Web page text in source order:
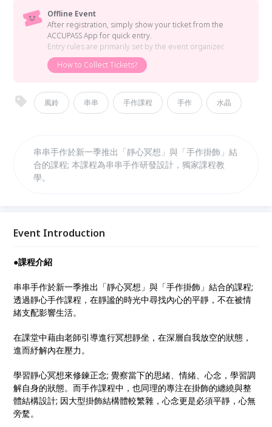
Offline Event
After registration, simply show your ticket from the
ACCUPASS App for quick entry.
Entry rules are primarily set by the event organizer.
How to Collect Tickets?
風鈴 串串 手作課程 手作 水晶
串串手作於新一季推出「靜心冥想」與「手作掛飾」結
合的課程; 本課程為串串手作研發設計，獨家課程教
學。
Event Introduction
●課程介紹
串串手作於新一季推出「靜心冥想」與「手作掛飾」結合的課程;
透過靜心手作課程，在靜謐的時光中尋找內心的平靜，不在被情
緒支配影響生活。
在課堂中藉由老師引導進行冥想靜坐，在深層自我放空的狀態，
進而紓解內在壓力。
學習靜心冥想來修鍊正念; 覺察當下的思緒、情緒、心念，學習調
解自身的狀態。而手作課程中，也同理的專注在掛飾的纏繞與整
體結構設計; 因大型掛飾結構體較繁雜，心念更是必須平靜，心無
旁騖。